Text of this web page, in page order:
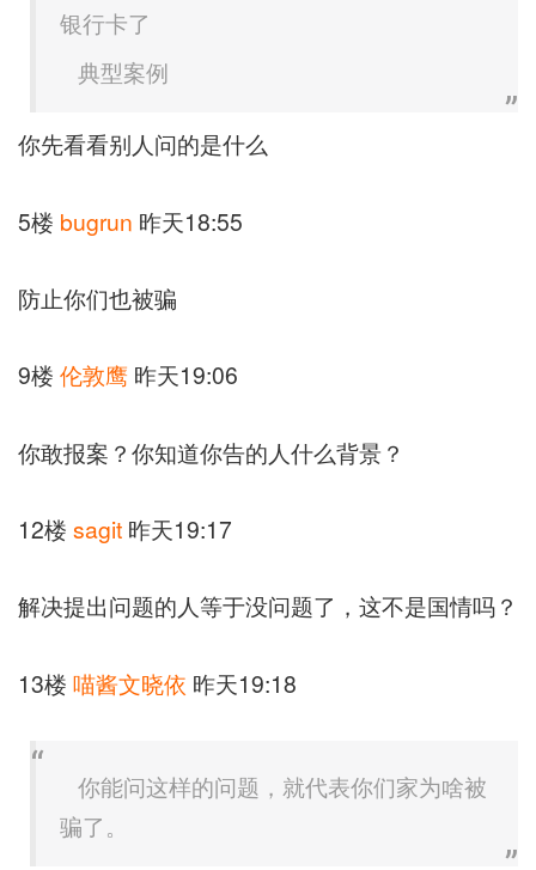
银行卡了
典型案例
你先看看别人问的是什么
5楼 bugrun 昨天18:55
防止你们也被骗
9楼 伦敦鹰 昨天19:06
你敢报案？你知道你告的人什么背景？
12楼 sagit 昨天19:17
解决提出问题的人等于没问题了，这不是国情吗？
13楼 喵酱文晓依 昨天19:18
你能问这样的问题，就代表你们家为啥被
骗了。